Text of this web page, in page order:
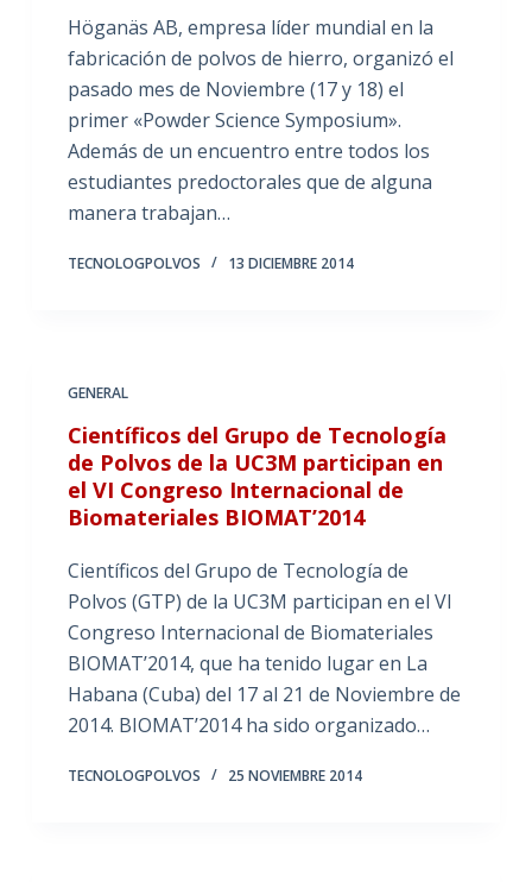
Höganäs AB, empresa líder mundial en la
fabricación de polvos de hierro, organizó el
pasado mes de Noviembre (17 y 18) el
primer «Powder Science Symposium».
Además de un encuentro entre todos los
estudiantes predoctorales que de alguna
manera trabajan…
TECNOLOGPOLVOS 13 DICIEMBRE 2014
GENERAL
Científicos del Grupo de Tecnología
de Polvos de la UC3M participan en
el VI Congreso Internacional de
Biomateriales BIOMAT’2014
Científicos del Grupo de Tecnología de
Polvos (GTP) de la UC3M participan en el VI
Congreso Internacional de Biomateriales
BIOMAT’2014, que ha tenido lugar en La
Habana (Cuba) del 17 al 21 de Noviembre de
2014. BIOMAT’2014 ha sido organizado…
TECNOLOGPOLVOS 25 NOVIEMBRE 2014